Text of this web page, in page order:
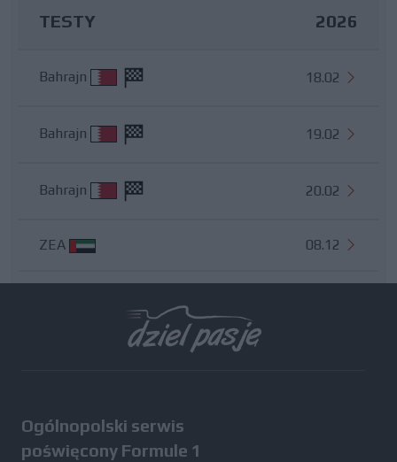
TESTY 2026
Bahrajn 18.02
Bahrajn 19.02
Bahrajn 20.02
ZEA 08.12
Ogólnopolski serwis
poświęcony Formule 1